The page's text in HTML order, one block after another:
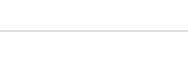
ビジネス向け